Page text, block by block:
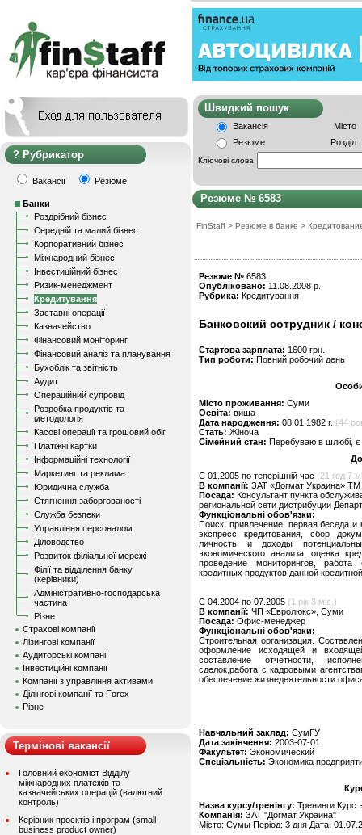
Рубрикатор
Вакансії Резюме
Банки
Роздрібний бізнес
Середній та малий бізнес
Корпоративний бізнес
Міжнародний бізнес
Інвестиційний бізнес
Ризик-менеджмент
Кредитування
Заставні операції
Казначейство
Фінансовий моніторинг
Фінансовий аналіз та планування
Бухоблік та звітність
Аудит
Операційний супровід
Розробка продуктів та
методологія
Касові операції та грошовий обіг
Платіжні картки
Інформаційні технології
Маркетинг та реклама
Юридична служба
Стягнення заборгованості
Служба безпеки
Управління персоналом
Діловодство
Розвиток філіальної мережі
Філії та відділення банку
(керівники)
Адміністративно-господарська
частина
Різне
Страхові компанії
Лізингові компанії
Аудиторські компанії
Інвестиційні компанії
Компанії з управління активами
Ділінгові компанії та Forex
Різне
Термінові вакансії
Головний економіст Відділу
міжнародних платежів та
казначейських операцій (валютний
контроль)
Керівник проєктів і програм (small
business product owner)
Швидкий
Вакансія
Місто
Резюме
Розділ
Ключові слова
Резюме № 6583
FinStaff > Резюме в банке >
Резюме № 6583
Опубліковано: 11.08.2008 р.
Рубрика: Кредитування
Банковский сотрудник /
Стартова зарплата: 1600 грн.
Тип роботи: Повний робочий день
Місто проживання: Суми
Освіта: вища
Дата народження: 08.01.1982 г. (44
Стать: Жіноча
Сімейний стан: Перебуваю в шлюбі, є
C 01.2005 по теперішній час (21 год 7
В компанії: ЗАТ «Догмат Украина»
Посада: Консультант пункта
региональной сети дистрибуции
Функціональні обов'язки:
Поиск, привлечение, первая беседа и
экспресс кредитования, сбор
личность и доходы
экономического анализа, оценка
проведение мониторингов,
кредитных продуктов данной
C 04.2004 по 07.2005 (1 рік 3 міс.)
В компанії: ЧП «Евролюкс», Суми
Посада: Офис-менеджер
Функціональні обов'язки:
Строительная организация.
оформление исходящей и
составление отчётности,
сделок,работа с кадровыми
обеспечение жизнедеятельности
Навчальний заклад: СумГУ
Дата закінчення: 2003-07-01
Факультет: Экономический
Спеціальність: Экономика
Назва курсу/тренінгу: Тренинги Курс
Компанія: ЗАТ "Догмат Украина"
Місто: Сумы Період: 3 дня Дата: